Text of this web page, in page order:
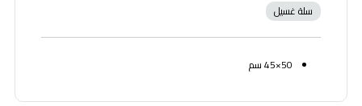
سلة غسيل
50×45 سم